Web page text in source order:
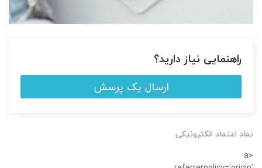
راهنمایی نیاز دارید؟
ارسال یک پرسش
نماد اعتماد الکترونیکی
<a